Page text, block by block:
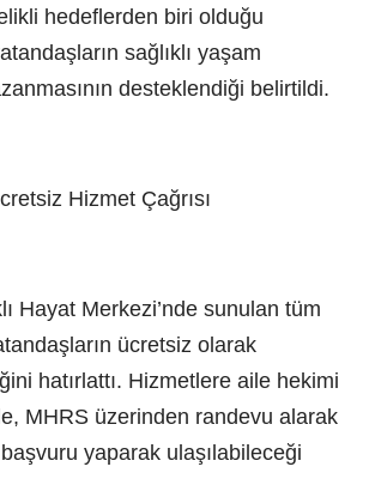
hedeflerden biri olduğu
sağlıklı yaşam
desteklendiği belirtildi.
Hizmet Çağrısı
Hayat Merkezi’nde sunulan tüm
ücretsiz olarak
hatırlattı. Hizmetlere aile hekimi
MHRS üzerinden randevu alarak
yaparak ulaşılabileceği